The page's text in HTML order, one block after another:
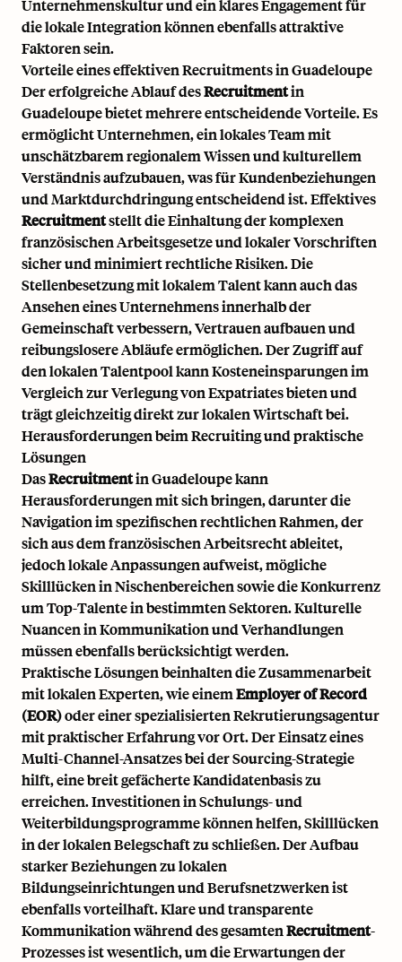
Unternehmenskultur und ein klares Engagement für
die lokale Integration können ebenfalls attraktive
Faktoren sein.
Vorteile eines effektiven Recruitments in Guadeloupe
Der erfolgreiche Ablauf desRecruitmentin
Guadeloupe bietet mehrere entscheidende Vorteile. Es
ermöglicht Unternehmen, ein lokales Team mit
unschätzbarem regionalem Wissen und kulturellem
Verständnis aufzubauen, was für Kundenbeziehungen
und Marktdurchdringung entscheidend ist. Effektives
Recruitmentstellt die Einhaltung der komplexen
französischen Arbeitsgesetze und lokaler Vorschriften
sicher und minimiert rechtliche Risiken. Die
Stellenbesetzung mit lokalem Talent kann auch das
Ansehen eines Unternehmens innerhalb der
Gemeinschaft verbessern, Vertrauen aufbauen und
reibungslosere Abläufe ermöglichen. Der Zugriff auf
den lokalen Talentpool kann Kosteneinsparungen im
Vergleich zur Verlegung von Expatriates bieten und
trägt gleichzeitig direkt zur lokalen Wirtschaft bei.
Herausforderungen beim Recruiting und praktische
Lösungen
DasRecruitmentin Guadeloupe kann
Herausforderungen mit sich bringen, darunter die
Navigation im spezifischen rechtlichen Rahmen, der
sich aus dem französischen Arbeitsrecht ableitet,
jedoch lokale Anpassungen aufweist, mögliche
Skilllücken in Nischenbereichen sowie die Konkurrenz
um Top-Talente in bestimmten Sektoren. Kulturelle
Nuancen in Kommunikation und Verhandlungen
müssen ebenfalls berücksichtigt werden.
Praktische Lösungen beinhalten die Zusammenarbeit
mit lokalen Experten, wie einemEmployer of Record
(EOR)oder einer spezialisierten Rekrutierungsagentur
mit praktischer Erfahrung vor Ort. Der Einsatz eines
Multi-Channel-Ansatzes bei der Sourcing-Strategie
hilft, eine breit gefächerte Kandidatenbasis zu
erreichen. Investitionen in Schulungs- und
Weiterbildungsprogramme können helfen, Skilllücken
in der lokalen Belegschaft zu schließen. Der Aufbau
starker Beziehungen zu lokalen
Bildungseinrichtungen und Berufsnetzwerken ist
ebenfalls vorteilhaft. Klare und transparente
Kommunikation während des gesamtenRecruitment-
Prozesses ist wesentlich, um die Erwartungen der